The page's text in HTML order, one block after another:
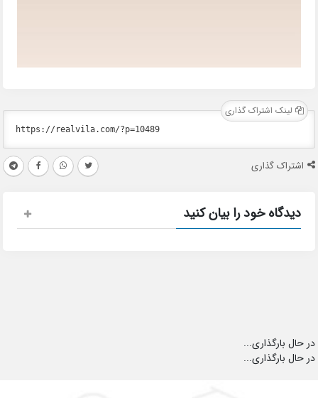
لینک اشتراک گذاری
اشتراک گذاری
دیدگاه خود را بیان کنید
در حال بارگذاری...
در حال بارگذاری...